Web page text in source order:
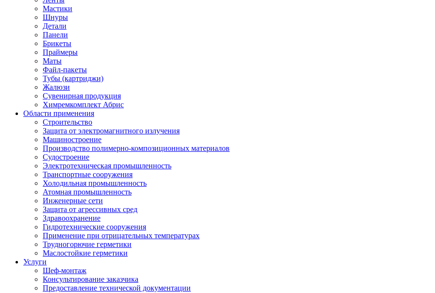
Мастики
Шнуры
Детали
Панели
Брикеты
Праймеры
Маты
Файл-пакеты
Тубы (картриджи)
Жалюзи
Сувенирная продукция
Химремкомплект Абрис
Области применения
Строительство
Защита от электромагнитного излучения
Машиностроение
Производство полимерно-композиционных материалов
Судостроение
Электротехническая промышленность
Транспортные сооружения
Холодильная промышленность
Атомная промышленность
Инженерные сети
Защита от агрессивных сред
Здравоохранение
Гидротехнические сооружения
Применение при отрицательных температурах
Трудногорючие герметики
Маслостойкие герметики
Услуги
Шеф-монтаж
Консультирование заказчика
Предоставление технической документации